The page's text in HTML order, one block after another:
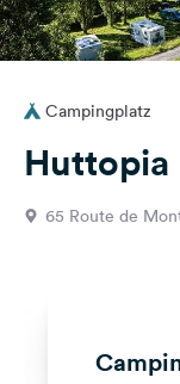
Registrieren
Fragen &
Feedback
Campingplatz
Huttopia
65 Route de